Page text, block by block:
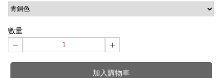
數量
− +
加入購物車